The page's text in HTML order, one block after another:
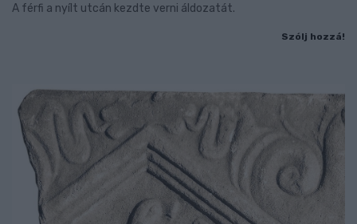
A férfi a nyílt utcán kezdte verni áldozatát.
Szólj hozzá!